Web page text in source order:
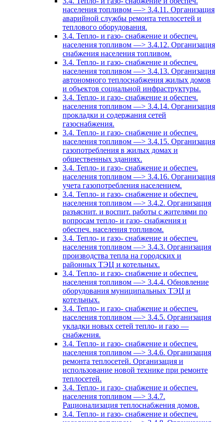
населения топливом —> 3.4.11. Организация
аварийной службы ремонта теплосетей и
теплового оборудования.
3.4. Тепло- и газо- снабжение и обеспеч.
населения топливом —> 3.4.12. Организация
снабжения населения топливом.
3.4. Тепло- и газо- снабжение и обеспеч.
населения топливом —> 3.4.13. Организация
автономного теплоснабжения жилых домов
и объектов социальной инфраструктуры.
3.4. Тепло- и газо- снабжение и обеспеч.
населения топливом —> 3.4.14. Организация
прокладки и содержания сетей
газоснабжения.
3.4. Тепло- и газо- снабжение и обеспеч.
населения топливом —> 3.4.15. Организация
газопотребления в жилых домах и
общественных зданиях.
3.4. Тепло- и газо- снабжение и обеспеч.
населения топливом —> 3.4.16. Организация
учета газопотребления населением.
3.4. Тепло- и газо- снабжение и обеспеч.
населения топливом —> 3.4.2. Организация
разъяснит. и воспит. работы с жителями по
вопросам тепло- и газо- снабжения и
обеспеч. населения топливом.
3.4. Тепло- и газо- снабжение и обеспеч.
населения топливом —> 3.4.3. Организация
производства тепла на городских и
районных ТЭЦ и котельных.
3.4. Тепло- и газо- снабжение и обеспеч.
населения топливом —> 3.4.4. Обновление
оборудования муниципальных ТЭЦ и
котельных.
3.4. Тепло- и газо- снабжение и обеспеч.
населения топливом —> 3.4.5. Организация
укладки новых сетей тепло- и газо —
снабжения.
3.4. Тепло- и газо- снабжение и обеспеч.
населения топливом —> 3.4.6. Организация
ремонта теплосетей. Организация и
использование новой технике при ремонте
теплосетей.
3.4. Тепло- и газо- снабжение и обеспеч.
населения топливом —> 3.4.7.
Рационализация теплоснабжения домов.
3.4. Тепло- и газо- снабжение и обеспеч.